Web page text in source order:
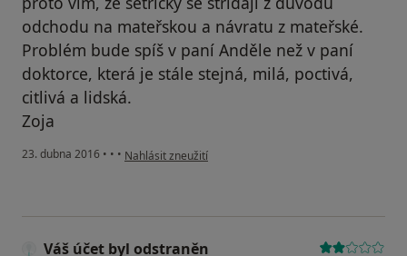
odchodu na mateřskou a návratu z mateřské.
Problém bude spíš v paní Anděle než v paní
doktorce, která je stále stejná, milá, poctivá,
citlivá a lidská.
Zoja
23. dubna 2016 • • • podle názoru uživatele Váš účet byl odstraněn
Nahlásit zneužití
Váš účet byl odstraněn